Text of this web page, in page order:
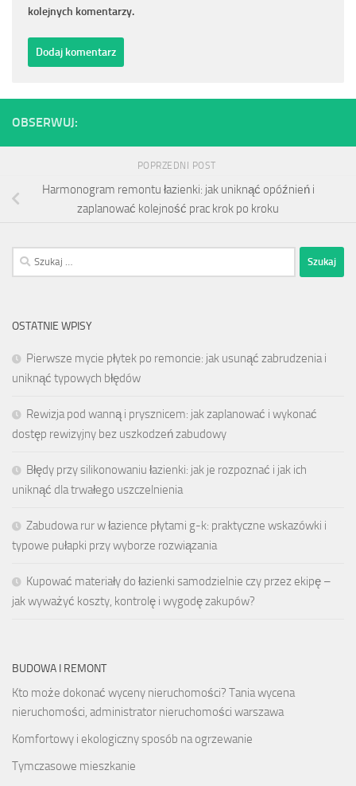
kolejnych komentarzy.
OBSERWUJ:
POPRZEDNI POST
Harmonogram remontu łazienki: jak uniknąć opóźnień i
zaplanować kolejność prac krok po kroku
Szukaj:
OSTATNIE WPISY
Pierwsze mycie płytek po remoncie: jak usunąć zabrudzenia i
uniknąć typowych błędów
Rewizja pod wanną i prysznicem: jak zaplanować i wykonać
dostęp rewizyjny bez uszkodzeń zabudowy
Błędy przy silikonowaniu łazienki: jak je rozpoznać i jak ich
uniknąć dla trwałego uszczelnienia
Zabudowa rur w łazience płytami g-k: praktyczne wskazówki i
typowe pułapki przy wyborze rozwiązania
Kupować materiały do łazienki samodzielnie czy przez ekipę –
jak wyważyć koszty, kontrolę i wygodę zakupów?
BUDOWA I REMONT
Kto może dokonać wyceny nieruchomości? Tania wycena
nieruchomości, administrator nieruchomości warszawa
Komfortowy i ekologiczny sposób na ogrzewanie
Tymczasowe mieszkanie